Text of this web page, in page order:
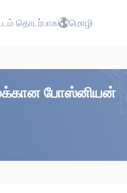
தொடர்பாக மொழி
போஸ்னியன்